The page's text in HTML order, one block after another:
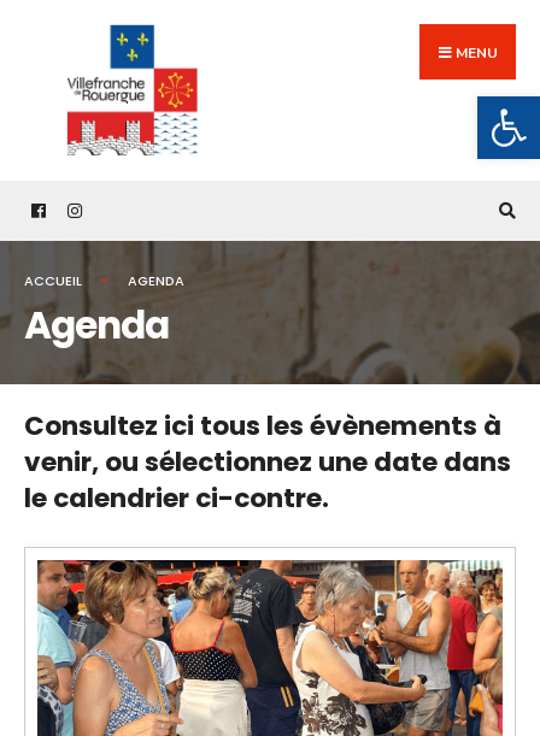
content
MENU
ACCUEIL AGENDA
Agenda
Consultez ici tous les évènements à
venir,ou sélectionnez une date dans
le calendrier ci-contre.